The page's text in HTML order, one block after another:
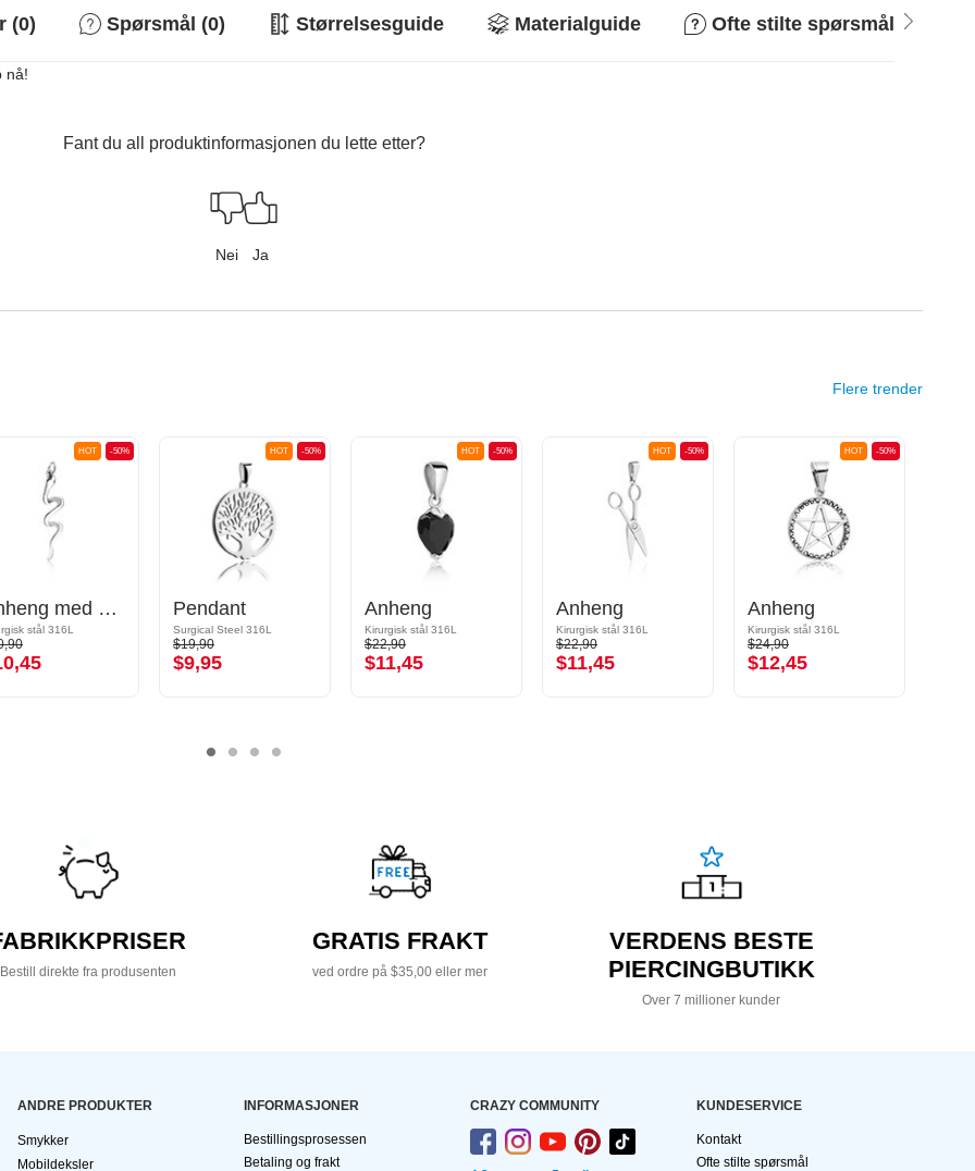
(0) Spørsmål (0) Størrelsesguide Materialguide Ofte stilte spørsmål
nå!
Fant du all produktinformasjonen du lette etter?
Nei Ja
Flere trender
-50%
HOT
Anheng med slangedesign
stål 316L
-50%
HOT
Pendant
Surgical Steel 316L
$19,90
$9,95
-50%
HOT
Anheng
Kirurgisk stål 316L
$22,90
$11,45
-50%
HOT
Anheng
Kirurgisk stål 316L
$22,90
$11,45
-50%
HOT
Anheng
Kirurgisk stål 316L
$24,90
$12,45
Bestill direkte fra produsenten
GRATIS FRAKT
ved ordre på $35,00 eller mer
VERDENS BESTE
PIERCINGBUTIKK
Over 7 millioner kunder
ANDRE PRODUKTER
Smykker
Mobildeksler
INFORMASJONER
Bestillingsprosessen
Betaling og frakt
CRAZY COMMUNITY KUNDESERVICE
Kontakt
Ofte stilte spørsmål